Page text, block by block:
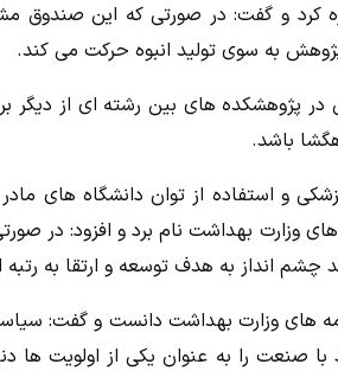
کرد و گفت: در صورتی که این
به سوی تولید انبوه حرکت می کند.
پژوهشکده های بین رشته ای از دیگر
باشد.
و استفاده از توان دانشگاه های
وزارت بهداشت نام برد و افزود: در
وزارت بهداشت دانست و گفت:
صنعت را به عنوان یکی از اولویت ها